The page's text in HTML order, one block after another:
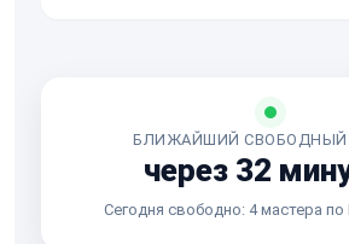
БЛИЖАЙШИЙ СВОБОДНЫЙ
через 32
Сегодня свободно: 4 мастера